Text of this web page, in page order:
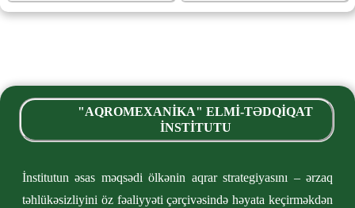
"AQROMEXANİKA" ELMİ-TƏDQİQAT
İNSTİTUTU
İnstitutun əsas məqsədi ölkənin aqrar strategiyasını – ərzaq
təhlükəsizliyini öz fəaliyyəti çərçivəsində həyata keçirməkdən